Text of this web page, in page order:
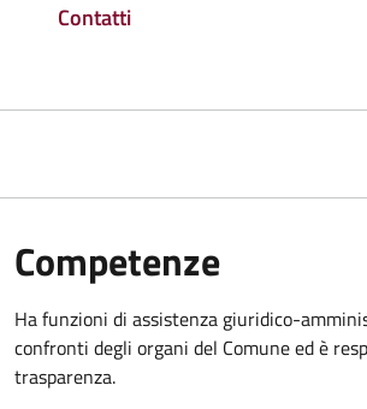
Contatti
Competenze
Ha funzioni di assistenza giuridico-
confronti degli organi del Comune ed è
trasparenza.